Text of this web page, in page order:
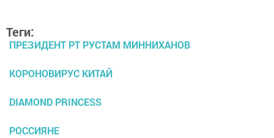
Теги:
ПРЕЗИДЕНТ РТ РУСТАМ МИННИХАНОВ
КОРОНОВИРУС КИТАЙ
DIAMOND PRINCESS
РОССИЯНЕ